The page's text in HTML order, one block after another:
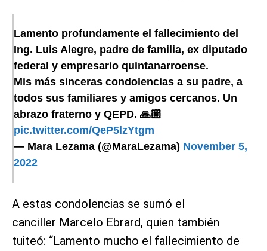
Lamento profundamente el fallecimiento del
Ing. Luis Alegre, padre de familia, ex diputado
federal y empresario quintanarroense.
Mis más sinceras condolencias a su padre, a
todos sus familiares y amigos cercanos. Un
abrazo fraterno y QEPD. 🙏🏼
pic.twitter.com/QeP5lzYtgm
— Mara Lezama (@MaraLezama) November 5,
2022
A estas condolencias se sumó el
canciller Marcelo Ebrard, quien también
tuiteó: “Lamento mucho el fallecimiento de